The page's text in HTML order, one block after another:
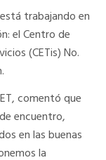
trabajando en
el Centro de
(CETis) No.
comentó que
encuentro,
en las buenas
la